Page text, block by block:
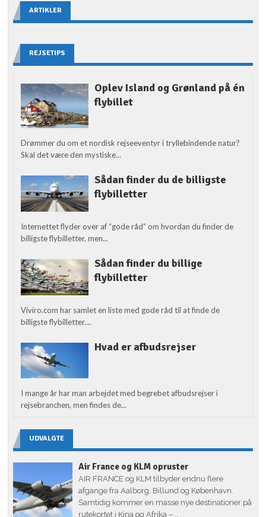
ARTIKLER
REJSETIPS
Oplev Island og Grønland på én
flybillet
Drømmer du om et nordisk rejseeventyr i tryllebindende natur?
Skal det være den mystiske...
Sådan finder du de billigste
flybilletter
Internettet flyder over af “gode råd” om hvordan du finder de
billigste flybilletter, men...
Sådan finder du billige
flybilletter
Viviro.com har samlet en liste med gode råd til at finde de
billigste flybilletter....
Hvad er afbudsrejser
I mange år har man arbejdet med begrebet afbudsrejser i
rejsebranchen, men findes de...
UDVALGTE
Air France og KLM opruster
AIR FRANCE og KLM tilbyder endnu flere
afgange fra Aalborg, Billund og København.
Samtidig kommer en masse nye destinationer på
rutekortet i Kina og Afrika –...